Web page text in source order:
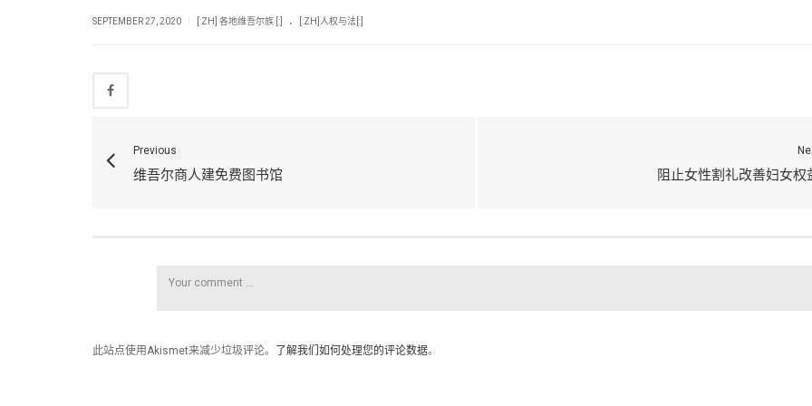
SEPTEMBER 27, 2020 [:ZH] 各地维吾尔族 [:] . [:ZH]人权与法[:]
Previous
维吾尔商人建免费图书馆 阻止女性割礼改善妇女权
此站点使用Akismet来减少垃圾评论。 了解我们如何处理您的评论数据。